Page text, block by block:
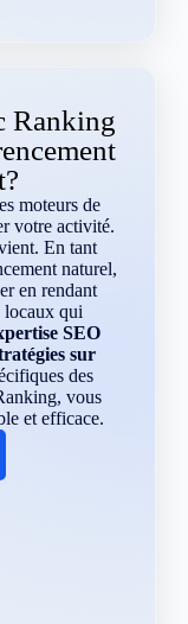
Ranking
moteurs de
votre activité.
En tant
naturel,
en rendant
locaux qui
SEO
sur
des
vous
et efficace.